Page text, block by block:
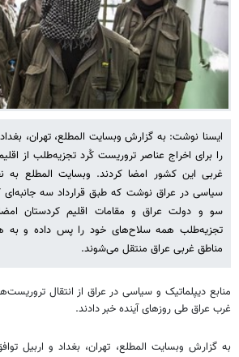
ایسنا نوشت: به گزارش وبسایت المطلع، تهران،
را برای اخراج عناصر تروریست کُرد تجزیه‌طلب از
غربی این کشور امضا کردند. وبسایت المطلع به
سیاسی در عراق نوشت که طبق قرارداد سه جانبه‌ای
سو و دولت عراق و مقامات اقلیم کردستان
تجزیه‌طلب همه سلاح‌های خود را پس داده و به
مناطق غربی عراق منتقل می‌شوند.
منابع دیپلماتیک و سیاسی در عراق از انتقال
غرب عراق طی روزهای آینده خبر دادند.
به گزارش وبسایت المطلع، تهران، بغداد و اربیل